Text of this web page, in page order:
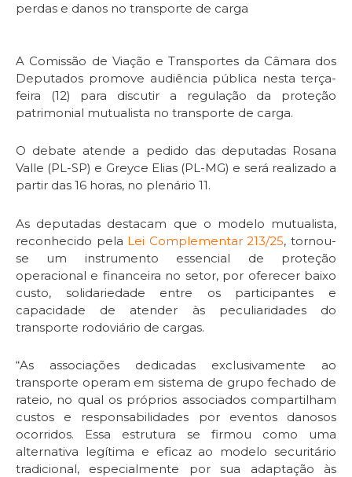
perdas e danos no transporte de carga
A Comissão de Viação e Transportes da Câmara dos
Deputados promove audiência pública nesta terça-
feira (12) para discutir a regulação da proteção
patrimonial mutualista no transporte de carga.
O debate atende a pedido das deputadas Rosana
Valle (PL-SP) e Greyce Elias (PL-MG) e será realizado a
partir das 16 horas, no plenário 11.
As deputadas destacam que o modelo mutualista,
reconhecido pela Lei Complementar 213/25, tornou-
se um instrumento essencial de proteção
operacional e financeira no setor, por oferecer baixo
custo, solidariedade entre os participantes e
capacidade de atender às peculiaridades do
transporte rodoviário de cargas.
“As associações dedicadas exclusivamente ao
transporte operam em sistema de grupo fechado de
rateio, no qual os próprios associados compartilham
custos e responsabilidades por eventos danosos
ocorridos. Essa estrutura se firmou como uma
alternativa legítima e eficaz ao modelo securitário
tradicional, especialmente por sua adaptação às